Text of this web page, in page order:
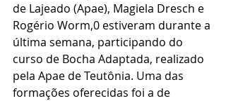
de Lajeado (Apae), Magiela Dresch e
Rogério Worm,0 estiveram durante a
última semana, participando do
curso de Bocha Adaptada, realizado
pela Apae de Teutônia. Uma das
formações oferecidas foi a de